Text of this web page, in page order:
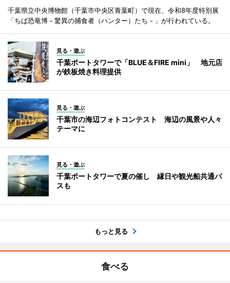
千葉県立中央博物館（千葉市中央区青葉町）で現在、令和8年度特別展
「ちば恐竜博－驚異の捕食者（ハンター）たち－」が行われている。
見る・遊ぶ
千葉ポートタワーで「BLUE＆FIRE mini」 地元店
が鉄板焼き料理提供
見る・遊ぶ
千葉市の海辺フォトコンテスト 海辺の風景や人々
テーマに
見る・遊ぶ
千葉ポートタワーで夏の催し 縁日や観光船共通パ
スも
もっと見る
食べる